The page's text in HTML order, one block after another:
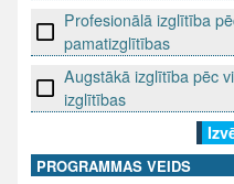
Profesionālā izglītība
pamatizglītības
Augstākā izglītība pēc
izglītības
PROGRAMMAS VEIDS